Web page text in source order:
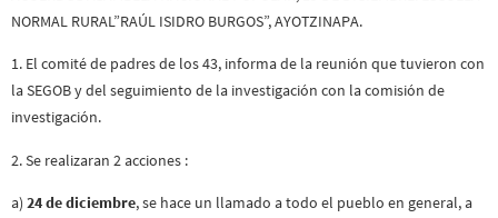
NORMAL RURAL”RAÚL ISIDRO BURGOS”, AYOTZINAPA.
1. El comité de padres de los 43, informa de la reunión que tuvieron con
la SEGOB y del seguimiento de la investigación con la comisión de
investigación.
2. Se realizaran 2 acciones :
a) 24 de diciembre, se hace un llamado a todo el pueblo en general, a